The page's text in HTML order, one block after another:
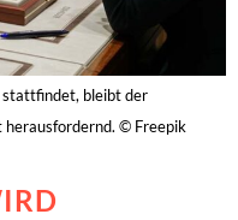
bleibt der
herausfordernd. © Freepik